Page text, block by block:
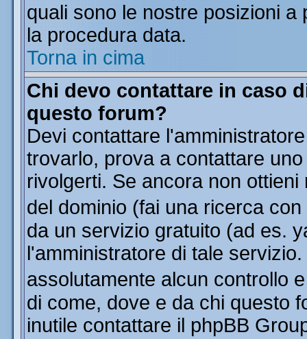
quali sono le nostre posizioni
la procedura data.
Torna in cima
Chi devo contattare in caso
questo forum?
Devi contattare
trovarlo, prova a contattare
rivolgerti. Se ancora non
del dominio (fai una ricerca
da un servizio gratuito (ad es.
l'amministratore di tale
assolutamente alcun controllo
di come, dove e da chi questo
inutile contattare il phpBB